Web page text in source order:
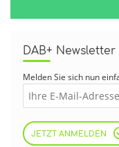
DAB+ Newsletter
Melden Sie sich nun
JETZT ANMELDEN